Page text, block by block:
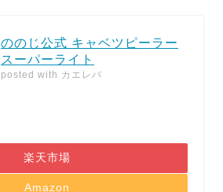
ののじ公式 キャベツピーラー
スーパーライト
posted with カエレバ
楽天市場
Amazon